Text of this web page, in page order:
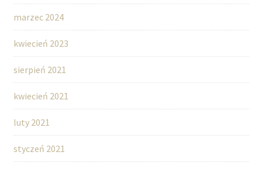
marzec 2024
kwiecień 2023
sierpień 2021
kwiecień 2021
luty 2021
styczeń 2021